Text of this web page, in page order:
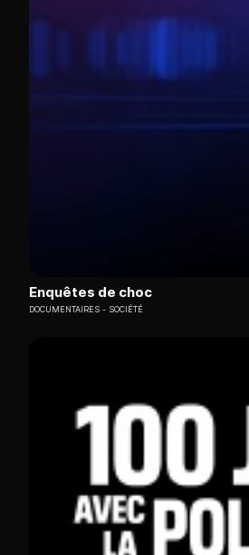
Enquêtes de choc
DOCUMENTAIRES SOCIÉTÉ